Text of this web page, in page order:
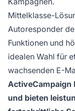
Mittelklasse-
Autoresponder
Funktionen und
idealen Wahl für
wachsenden E-
ActiveCampaign
und bieten